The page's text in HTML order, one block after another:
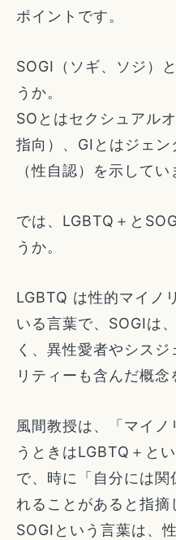
ポイントです。
SOGI（ソギ、ソジ）
うか。
SOとはセクシュアル
指向）、GIとはジェン
（性自認）を示してい
では、LGBTQ＋と
うか。
LGBTQ は性的マイノ
いる言葉で、SOGIは
く、異性愛者やシス
リティーも含んだ概念
風間教授は、「マイ
うときはLGBTQ＋と
で、時に「自分には関
れることがあると指摘
SOGIという言葉は、